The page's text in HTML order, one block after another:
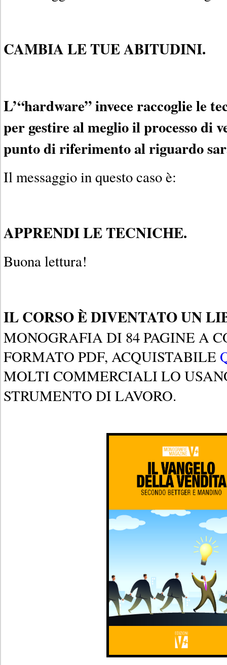
CAMBIA LE TUE ABITUDINI.
L’“hardware” invece raccoglie le
per gestire al meglio il processo di
punto di riferimento al riguardo
Il messaggio in questo caso è:
APPRENDI LE TECNICHE.
Buona lettura!
IL CORSO È DIVENTATO UN
MONOGRAFIA DI 84 PAGINE A
FORMATO PDF, ACQUISTABILE
MOLTI COMMERCIALI LO
STRUMENTO DI LAVORO.